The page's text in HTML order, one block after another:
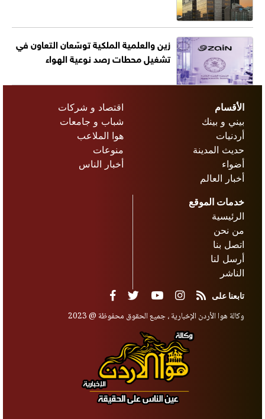
زين والعلمية الملكية توسّعان التعاون في
تشغيل محطات رصد نوعية الهواء
الأقسام
بيني و بينك
أردنيات
حديث المدينة
أضواء
أخبار العالم
اقتصاد و شركات
شباب و جامعات
هوا الملاعب
منوعات
أخبار الناس
خدمات الموقع
الرئيسية
من نحن
اتصل بنا
أرسل لنا
الناشر
تابعنا على
وكالة هوا الأردن الإخبارية ، جميع الحقوق محفوظة @ 2023